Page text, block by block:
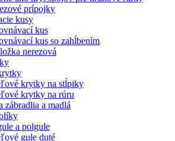
prípojky
kusy
kus
kus so zahĺbením
nerezová
krytky na stĺpiky
krytky na rúru
zábradlia a madlá
a polgule
gule duté